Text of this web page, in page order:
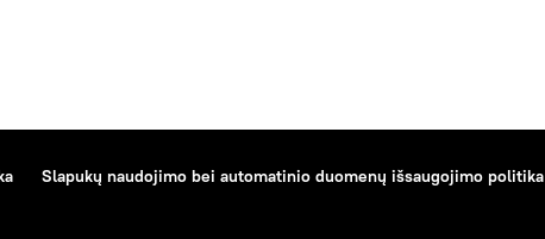
Slapukų naudojimo bei automatinio duomenų išsaugojimo politika